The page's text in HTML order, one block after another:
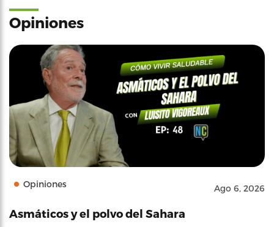
Opiniones
Opiniones Ago 6, 2026
Asmáticos y el polvo del Sahara